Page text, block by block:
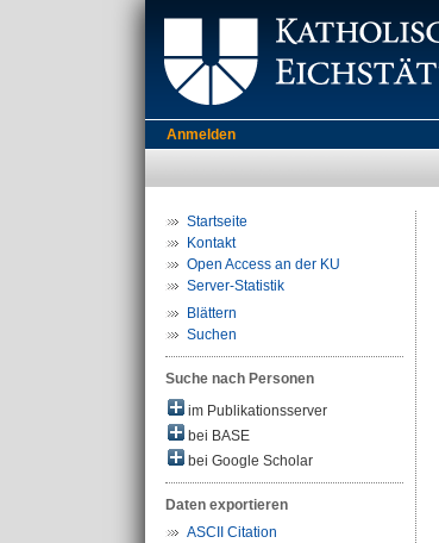
Anmelden
Startseite
Kontakt
Open Access an der KU
Server-Statistik
Blättern
Suchen
Suche nach Personen
im Publikationsserver
bei BASE
bei Google Scholar
Daten exportieren
ASCII Citation